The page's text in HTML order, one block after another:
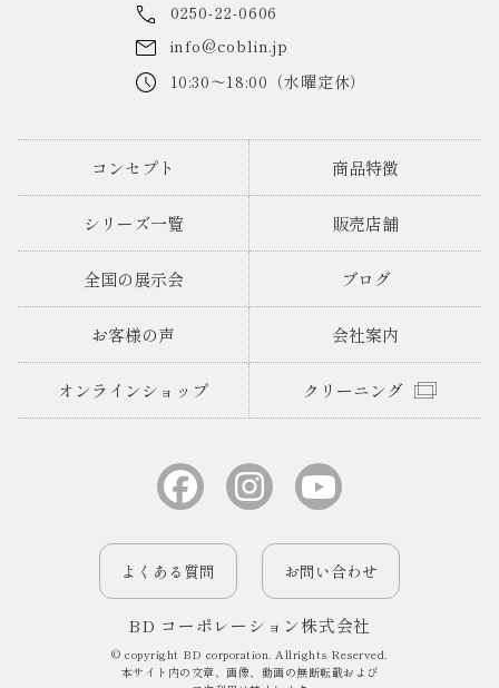
0250-22-0606
info@coblin.jp
10:30～18:00（水曜定休）
コンセプト 商品特徴
シリーズ一覧 販売店舗
全国の展示会 ブログ
お客様の声 会社案内
オンラインショップ クリーニング
よくある質問 お問い合わせ
BD コーポレーション株式会社
© copyright BD corporation. Allrights Reserved.
本サイト内の文章、画像、動画の無断転載および